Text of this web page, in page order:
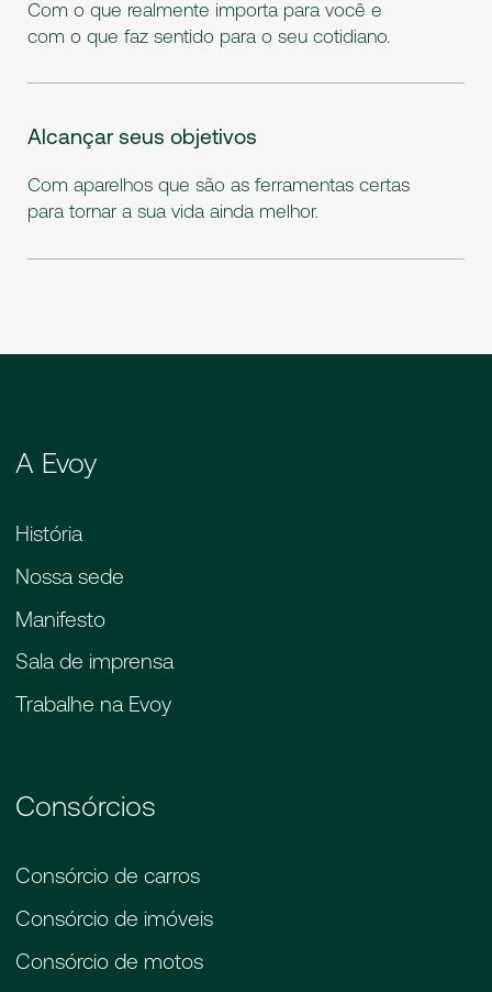
Com o que realmente importa para você e
com o que faz sentido para o seu cotidiano.
Alcançar seus objetivos
Com aparelhos que são as ferramentas certas
para tornar a sua vida ainda melhor.
A Evoy
História
Nossa sede
Manifesto
Sala de imprensa
Trabalhe na Evoy
Consórcios
Consórcio de carros
Consórcio de imóveis
Consórcio de motos